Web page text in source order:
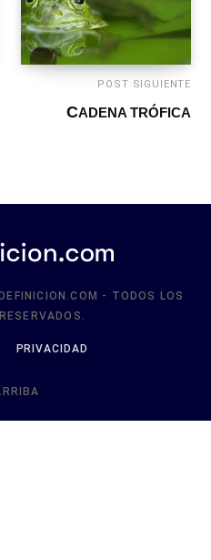
POST SIGUIENTE
CADENA TRÓFICA
- TODOS LOS
PRIVACIDAD